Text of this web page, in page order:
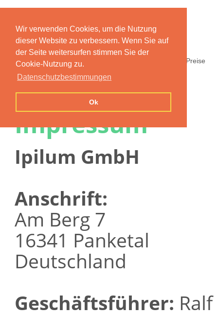
Wir verwenden Cookies, um die Nutzung
dieser Website zu verbessern. Wenn Sie auf
der Seite weitersurfen stimmen Sie der
Cookie-Nutzung zu.
Datenschutzbestimmungen
Ok
Preise
Impressum
Ipilum GmbH
Anschrift:
Am Berg 7
16341 Panketal
Deutschland
Geschäftsführer: